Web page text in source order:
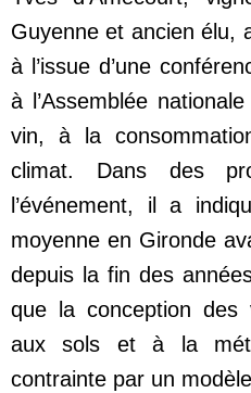
Guyenne et ancien élu,
à l’issue d’une
à l’Assemblée
vin, à la
climat. Dans des
l’événement, il a
moyenne en Gironde
depuis la fin des
que la conception des
aux sols et à la
contrainte par un